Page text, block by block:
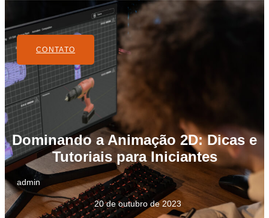
CONTATO
Dominando a Animação 2D: Dicas e
Tutoriais para Iniciantes
admin
20 de outubro de 2023